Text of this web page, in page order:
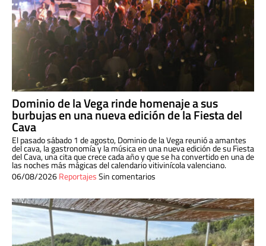
Dominio de la Vega rinde homenaje a sus
burbujas en una nueva edición de la Fiesta del
Cava
El pasado sábado 1 de agosto, Dominio de la Vega reunió a amantes
del cava, la gastronomía y la música en una nueva edición de su Fiesta
del Cava, una cita que crece cada año y que se ha convertido en una de
las noches más mágicas del calendario vitivinícola valenciano.
06/08/2026ReportajesSin comentarios